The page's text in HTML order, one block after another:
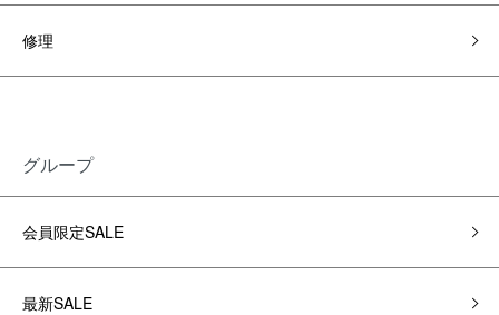
修理
グループ
会員限定SALE
最新SALE